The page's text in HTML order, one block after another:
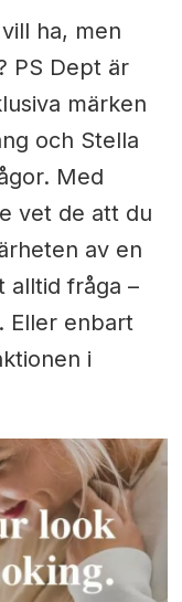
ha, men
PS Dept är
märken
och Stella
Med
vet de att du
av en
alltid fråga –
Eller enbart
i